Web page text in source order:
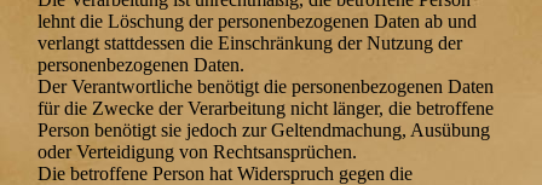
lehnt die Löschung der personenbezogenen Daten ab und
verlangt stattdessen die Einschränkung der Nutzung der
personenbezogenen Daten.
Der Verantwortliche benötigt die personenbezogenen Daten
für die Zwecke der Verarbeitung nicht länger, die betroffene
Person benötigt sie jedoch zur Geltendmachung, Ausübung
oder Verteidigung von Rechtsansprüchen.
Die betroffene Person hat Widerspruch gegen die